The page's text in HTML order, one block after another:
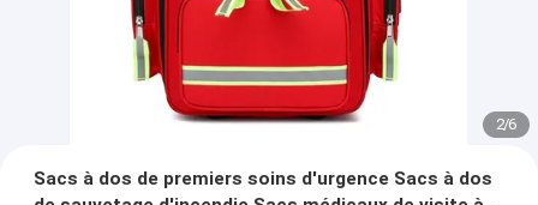
2/6
Sacs à dos de premiers soins d'urgence Sacs à dos